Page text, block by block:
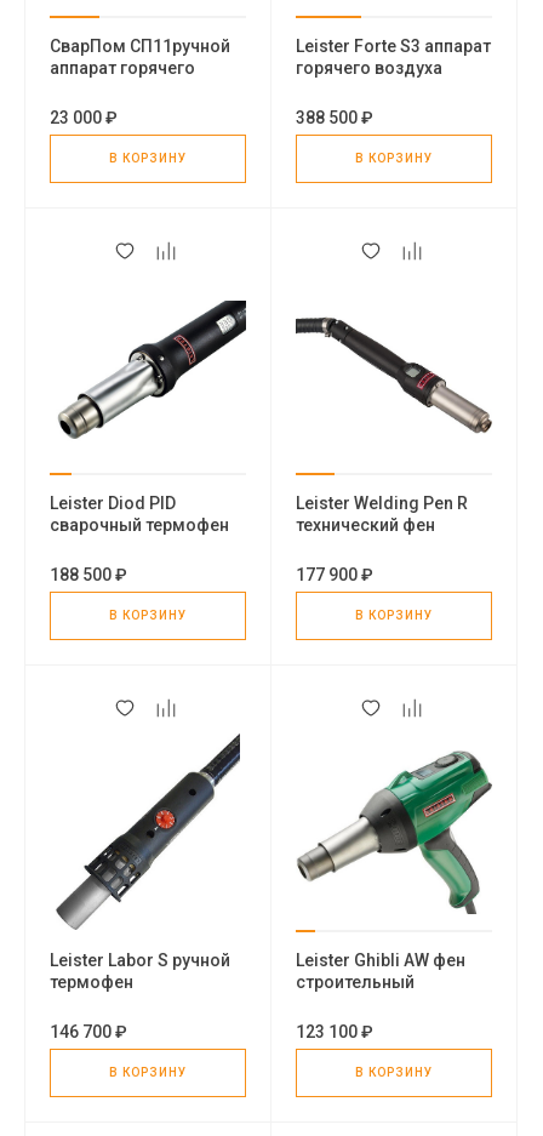
СварПом СП11ручной
аппарат горячего
23 000 ₽
В КОРЗИНУ
Leister Forte S3 аппарат
горячего воздуха
388 500 ₽
В КОРЗИНУ
Leister Diod PID
сварочный термофен
188 500 ₽
В КОРЗИНУ
Leister Welding Pen R
технический фен
177 900 ₽
В КОРЗИНУ
Leister Labor S ручной
термофен
146 700 ₽
В КОРЗИНУ
Leister Ghibli AW фен
строительный
123 100 ₽
В КОРЗИНУ